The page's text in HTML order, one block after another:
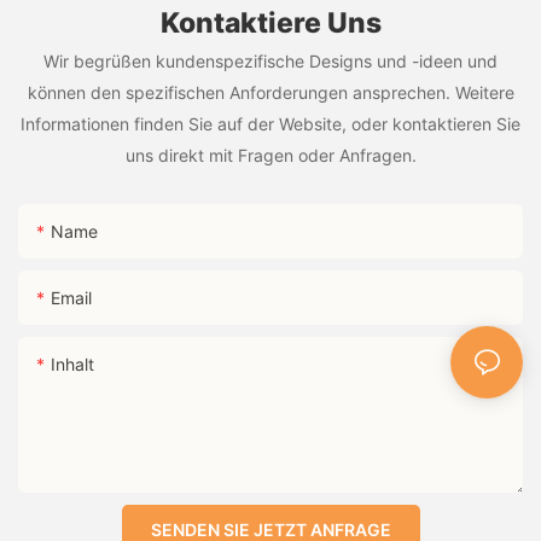
Kontaktiere Uns
Wir begrüßen kundenspezifische Designs und -ideen und
können den spezifischen Anforderungen ansprechen. Weitere
Informationen finden Sie auf der Website, oder kontaktieren Sie
uns direkt mit Fragen oder Anfragen.
Name
Email
Inhalt
SENDEN SIE JETZT ANFRAGE